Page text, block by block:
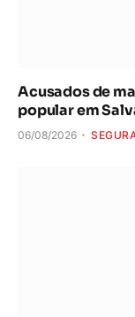
Acusados de
popular em
06/08/2026